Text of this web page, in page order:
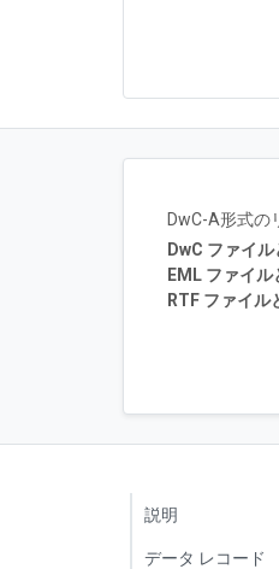
DwC-A形式の
DwC ファイ
EML ファイ
RTF ファイル
説明
データ レコード